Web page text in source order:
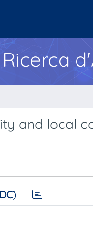
and local